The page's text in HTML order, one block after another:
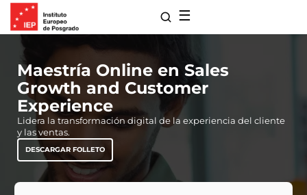
☰
Maestría Online en Sales
Growth and Customer
Experience
Lidera la transformación digital de la experiencia del cliente
y las ventas.
DESCARGAR FOLLETO